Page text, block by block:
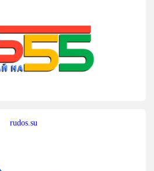
rudos.su